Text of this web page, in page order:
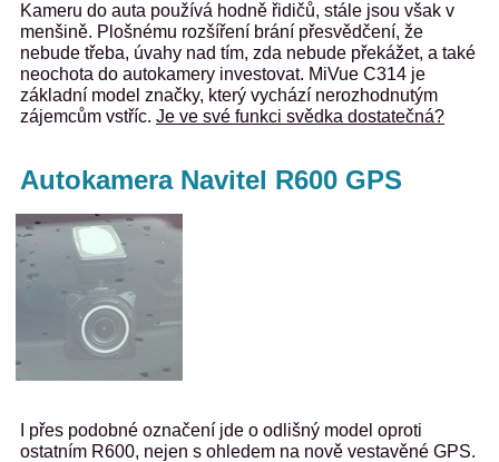
Kameru do auta používá hodně řidičů, stále jsou však v
menšině. Plošnému rozšíření brání přesvědčení, že
nebude třeba, úvahy nad tím, zda nebude překážet, a také
neochota do autokamery investovat. MiVue C314 je
základní model značky, který vychází nerozhodnutým
zájemcům vstříc. Je ve své funkci svědka dostatečná?
Autokamera Navitel R600 GPS
I přes podobné označení jde o odlišný model oproti
ostatním R600, nejen s ohledem na nově vestavěné GPS.